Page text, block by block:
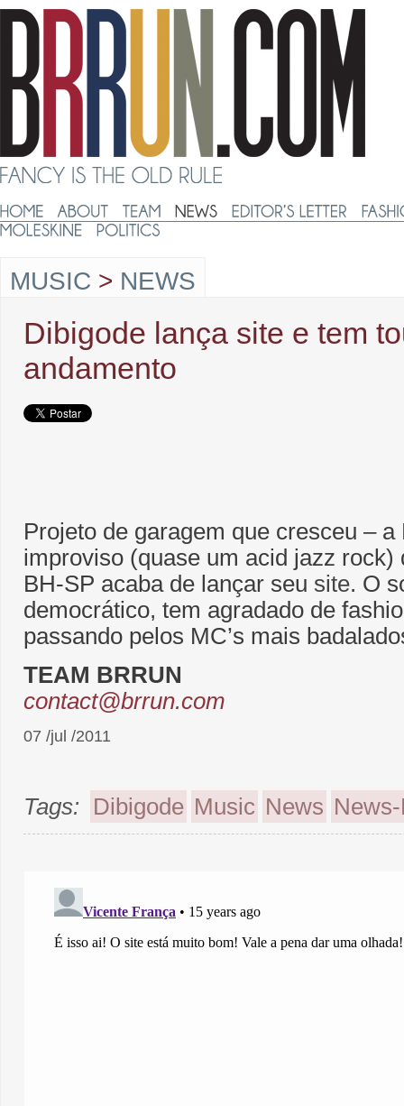
MUSIC > NEWS
Dibigode lança site e tem
andamento
Projeto de garagem que cresceu – a
improviso (quase um acid jazz rock)
BH-SP acaba de lançar seu site. O
democrático, tem agradado de
passando pelos MC’s mais
TEAM BRRUN
contact@brrun.com
07 /jul /2011
Tags: Dibigode Music News